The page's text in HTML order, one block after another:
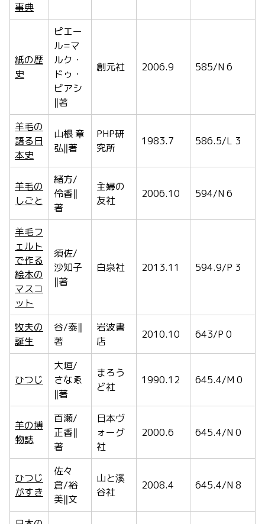
事典
紙の歴
史
ピエー
ル=マ
ルク・
ドゥ・
ビアシ
‖著
創元社 2006.9 585/N 6
羊毛の
語る日
本史
山根 章
弘‖著
PHP研
究所
1983.7 586.5/L 3
羊毛の
しごと
緒方/
伶香‖
著
主婦の
友社
2006.10 594/N 6
羊毛フ
ェルト
で作る
絵本の
マスコ
ット
須佐/
沙知子
‖著
白泉社 2013.11 594.9/P 3
牧夫の
誕生
谷/泰‖
著
岩波書
店
2010.10 643/P 0
ひつじ
大垣/
さなゑ
‖著
まろう
ど社
1990.12 645.4/M 0
羊の博
物誌
百瀬/
正香‖
著
日本ヴ
ォーグ
社
2000.6 645.4/N 0
ひつじ
がすき
佐々
倉/裕
美‖文
山と溪
谷社
2008.4 645.4/N 8